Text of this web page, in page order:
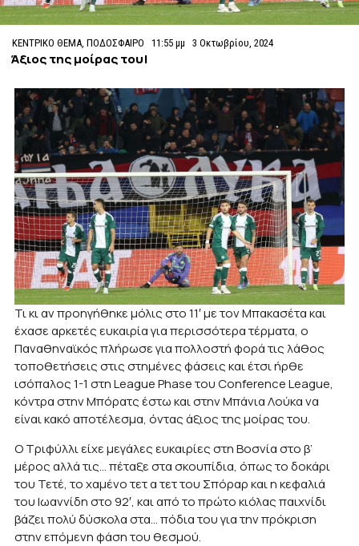
ΚΕΝΤΡΙΚΟ ΘΕΜΑ ,ΠΟΔΟΣΦΑΙΡΟ 11:55 μμ 3 Οκτωβρίου, 2024
Άξιος της μοίρας του!
Τι κι αν προηγήθηκε μόλις στο 11′ με τον Μπακασέτα και
έχασε αρκετές ευκαιρία για περισσότερα τέρματα, ο
Παναθηναϊκός πλήρωσε για πολλοστή φορά τις λάθος
τοποθετήσεις στις στημένες φάσεις και έτσι ήρθε
ισόπαλος 1-1 στη League Phase του Conference League,
κόντρα στην Μπόρατς έστω και στην Μπάνια Λούκα να
είναι κακό αποτέλεσμα, όντας άξιος της μοίρας του.
Ο Τριφύλλι είχε μεγάλες ευκαιρίες στη Βοσνία στο β’
μέρος αλλά τις… πέταξε στα σκουπίδια, όπως το δοκάρι
του Τετέ, το χαμένο τετ α τετ του Σπόραρ και η κεφαλιά
του Ιωαννίδη στο 92′, και από το πρώτο κιόλας παιχνίδι
βάζει πολύ δύσκολα στα… πόδια του για την πρόκριση
στην επόμενη φάση του θεσμού.